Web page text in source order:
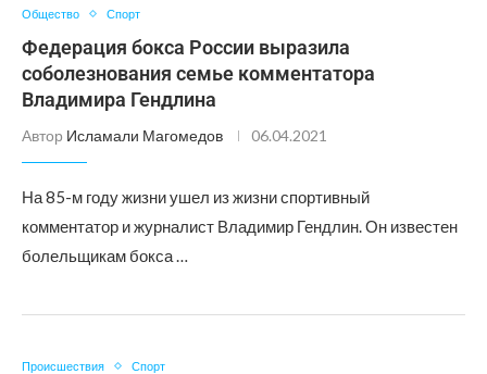
Общество Спорт
Федерация бокса России выразила
соболезнования семье комментатора
Владимира Гендлина
Автор Исламали Магомедов 06.04.2021
На 85-м году жизни ушел из жизни спортивный
комментатор и журналист Владимир Гендлин. Он известен
болельщикам бокса …
Происшествия Спорт